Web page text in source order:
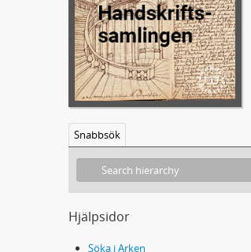
Snabbsök
Hjälpsidor
Söka i Arken